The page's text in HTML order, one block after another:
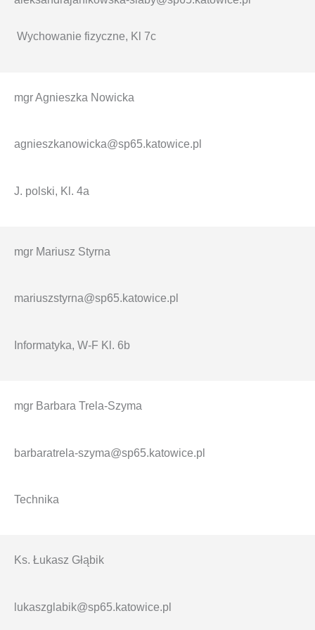
Wychowanie fizyczne, Kl 7c
mgr Agnieszka Nowicka
agnieszkanowicka@sp65.katowice.pl
J. polski, Kl. 4a
mgr Mariusz Styrna
mariuszstyrna@sp65.katowice.pl
Informatyka, W-F Kl. 6b
mgr Barbara Trela-Szyma
barbaratrela-szyma@sp65.katowice.pl
Technika
Ks. Łukasz Głąbik
lukaszglabik@sp65.katowice.pl